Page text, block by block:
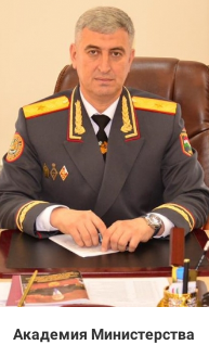
Академия Министерства